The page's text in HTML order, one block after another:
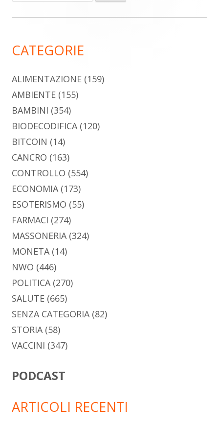
laterale
per:
CATEGORIE
ALIMENTAZIONE (159)
AMBIENTE (155)
BAMBINI (354)
BIODECODIFICA (120)
BITCOIN (14)
CANCRO (163)
CONTROLLO (554)
ECONOMIA (173)
ESOTERISMO (55)
FARMACI (274)
MASSONERIA (324)
MONETA (14)
NWO (446)
POLITICA (270)
SALUTE (665)
SENZA CATEGORIA (82)
STORIA (58)
VACCINI (347)
PODCAST
ARTICOLI RECENTI